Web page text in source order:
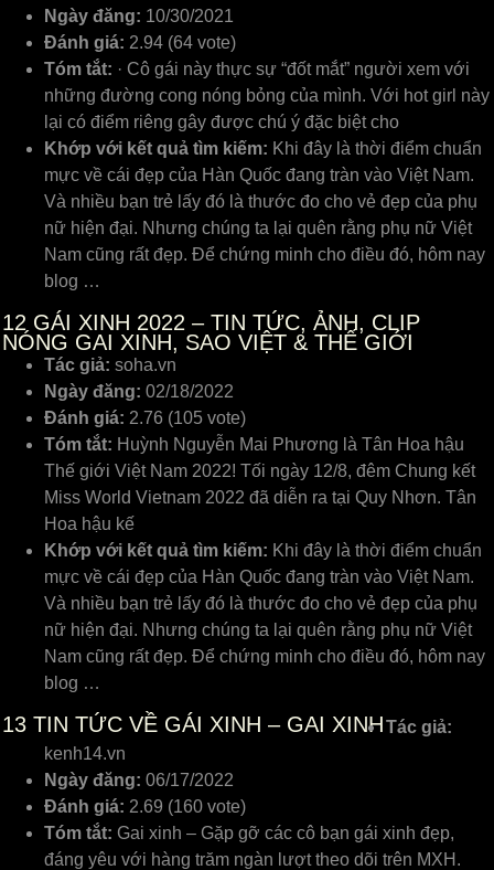
Ngày đăng: 10/30/2021
Đánh giá: 2.94 (64 vote)
Tóm tắt: · Cô gái này thực sự “đốt mắt” người xem với
những đường cong nóng bỏng của mình. Với hot girl này
lại có điểm riêng gây được chú ý đặc biệt cho
Khớp với kết quả tìm kiếm: Khi đây là thời điểm chuẩn
mực về cái đẹp của Hàn Quốc đang tràn vào Việt Nam.
Và nhiều bạn trẻ lấy đó là thước đo cho vẻ đẹp của phụ
nữ hiện đại. Nhưng chúng ta lại quên rằng phụ nữ Việt
Nam cũng rất đẹp. Để chứng minh cho điều đó, hôm nay
blog …
12 GÁI XINH 2022 – TIN TỨC, ẢNH, CLIP
NÓNG GAI XINH, SAO VIỆT & THẾ GIỚI
Tác giả: soha.vn
Ngày đăng: 02/18/2022
Đánh giá: 2.76 (105 vote)
Tóm tắt: Huỳnh Nguyễn Mai Phương là Tân Hoa hậu
Thế giới Việt Nam 2022! Tối ngày 12/8, đêm Chung kết
Miss World Vietnam 2022 đã diễn ra tại Quy Nhơn. Tân
Hoa hậu kế
Khớp với kết quả tìm kiếm: Khi đây là thời điểm chuẩn
mực về cái đẹp của Hàn Quốc đang tràn vào Việt Nam.
Và nhiều bạn trẻ lấy đó là thước đo cho vẻ đẹp của phụ
nữ hiện đại. Nhưng chúng ta lại quên rằng phụ nữ Việt
Nam cũng rất đẹp. Để chứng minh cho điều đó, hôm nay
blog …
13 TIN TỨC VỀ GÁI XINH – GAI XINHTác giả:
kenh14.vn
Ngày đăng: 06/17/2022
Đánh giá: 2.69 (160 vote)
Tóm tắt: Gai xinh – Gặp gỡ các cô bạn gái xinh đẹp,
đáng yêu với hàng trăm ngàn lượt theo dõi trên MXH.